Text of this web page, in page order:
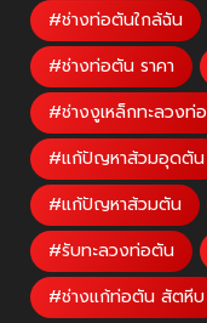
#ช่างท่อตันใกล้ฉัน
#ช่างท่อตัน ราคา
#ช่างงูเหล็กทะลวงท่อ
#แก้ปัญหาส้วมอุดตัน
#แก้ปัญหาส้วมตัน
#รับทะลวงท่อตัน
#ช่างแก้ท่อตัน สัตหีบ